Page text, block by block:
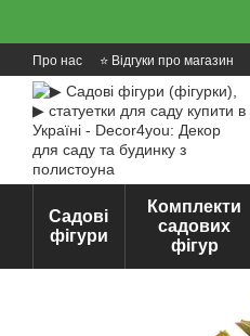
Про нас ⭐ Відгуки про магазин
Садові
фігури
Комплекти
садових
фігур